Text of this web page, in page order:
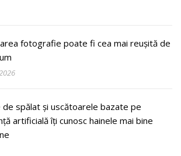
fotografie poate fi cea mai reușită de
de spălat și uscătoarele bazate pe
artificială îți cunosc hainele mai bine